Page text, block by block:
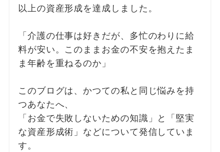
以上の資産形成を達成しました。
「介護の仕事は好きだが、多忙のわりに給
料が安い。このままお金の不安を抱えたま
ま年齢を重ねるのか」
このブログは、かつての私と同じ悩みを持
つあなたへ、
「お金で失敗しないための知識」と「堅実
な資産形成術」などについて発信していま
す。